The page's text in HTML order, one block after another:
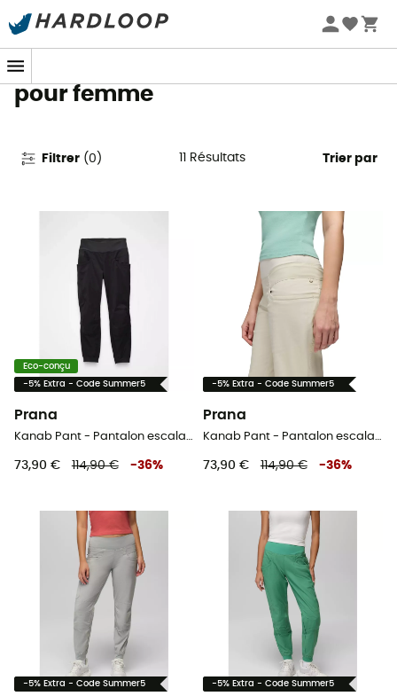
Promos d'été 🔥 -5 % EXTRA dès 2 produits* code Summer5
Pantalons d'escalade Prana
pour femme
Filtrer (0 ) Résultats Trier par
Eco-conçu
-5% Extra - Code Summer5
Prana
Kanab Pant - Pantalon escalade femme
73,90 € 114,90 € -36%
-5% Extra - Code Summer5
Prana
Kanab Pant - Pantalon escalade femme
73,90 € 114,90 € -36%
-5% Extra - Code Summer5 -5% Extra - Code Summer5